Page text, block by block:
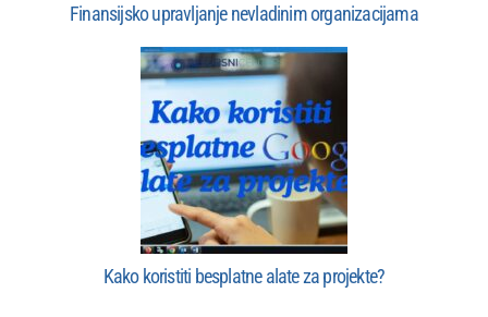
Finansijsko upravljanje nevladinim organizacijama
Kako koristiti besplatne alate za projekte?